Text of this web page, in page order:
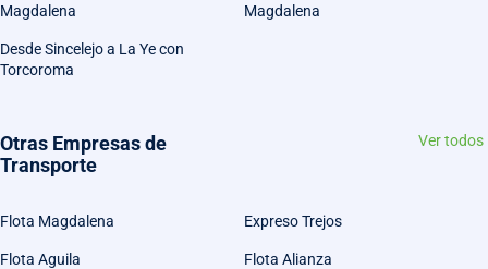
Magdalena
Magdalena
Desde Sincelejo a La Ye con
Torcoroma
Otras Empresas de
Transporte
Ver todos
Flota Magdalena Expreso Trejos
Flota Aguila Flota Alianza